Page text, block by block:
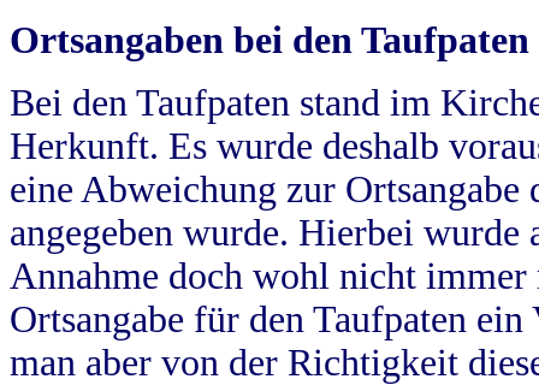
Ortsangaben bei den Taufpaten
Bei den Taufpaten stand im
Herkunft. Es wurde deshalb
eine Abweichung zur
angegeben wurde. Hierbei wurde
Annahme doch wohl nicht
Ortsangabe für den Taufpaten
man aber von der Richtigkeit